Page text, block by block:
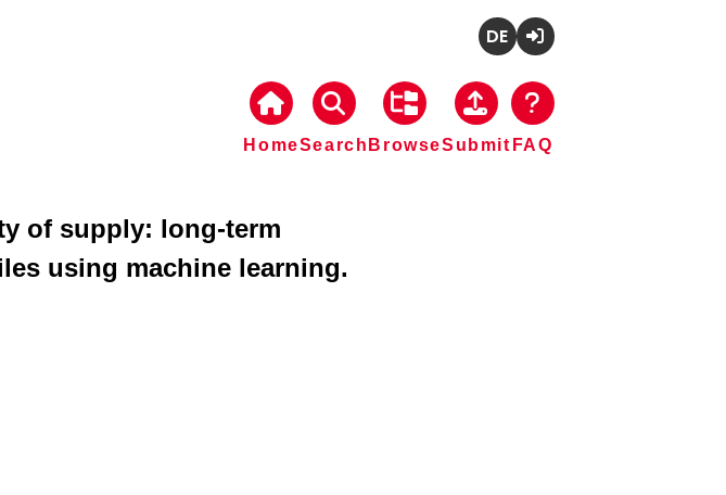
HomeSearch BrowseSubmit FAQ
of supply: long-term
using machine learning.